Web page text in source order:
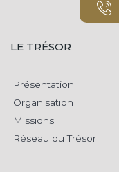
LE TRÉSOR
Présentation
Organisation
Missions
Réseau du Trésor